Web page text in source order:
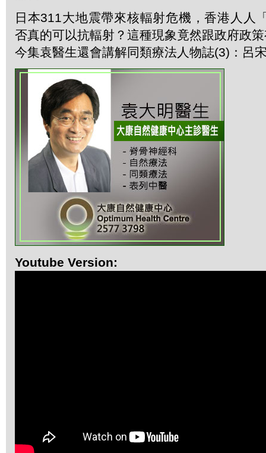
日本311大地震帶來核輻射危機，香港人人
否真的可以抗輻射？這種現象竟然跟政府政
今集袁醫生還會講解同類療法人物誌(3)：呂
Youtube Version: